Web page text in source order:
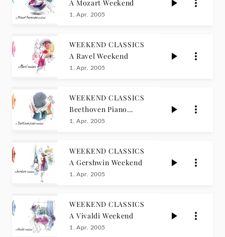
A Mozart Weekend
1. Apr. 2005
WEEKEND CLASSICS
A Ravel Weekend
1. Apr. 2005
WEEKEND CLASSICS
Beethoven Piano
Weekend
1. Apr. 2005
WEEKEND CLASSICS
A Gershwin Weekend
1. Apr. 2005
WEEKEND CLASSICS
A Vivaldi Weekend
1. Apr. 2005